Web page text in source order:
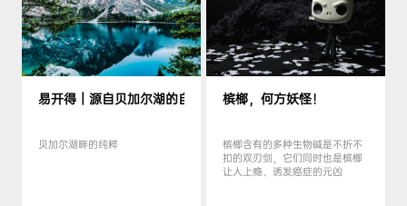
易开得｜源自贝加尔湖的自净灵感，探索纯粹！
贝加尔湖畔的纯粹
槟榔，何方妖怪！
槟榔含有的多种生物碱是不折不
扣的双刃剑，它们同时也是槟榔
让人上瘾、诱发癌症的元凶